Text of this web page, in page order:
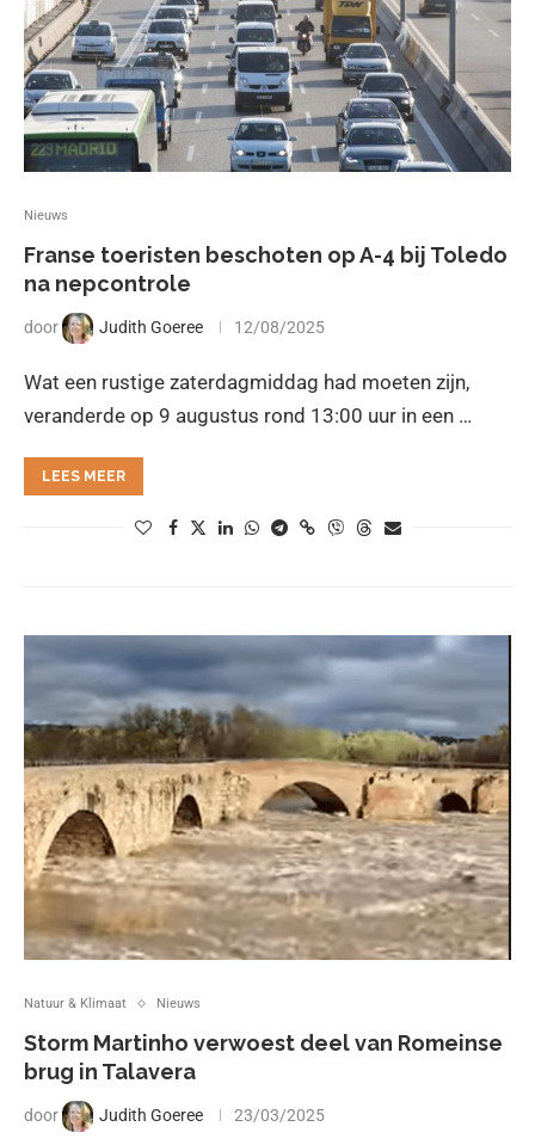
Nieuws
Franse toeristen beschoten op A-4 bij Toledo
na nepcontrole
door Judith Goeree 12/08/2025
Wat een rustige zaterdagmiddag had moeten zijn,
veranderde op 9 augustus rond 13:00 uur in een …
LEES MEER
Natuur & Klimaat Nieuws
Storm Martinho verwoest deel van Romeinse
brug in Talavera
door Judith Goeree 23/03/2025